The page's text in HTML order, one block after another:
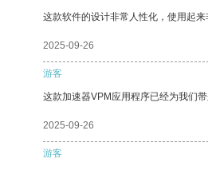
这款软件的设计非常人性化，使用起来
2025-09-26
游客
这款加速器VPM应用程序已经为我们
2025-09-26
游客